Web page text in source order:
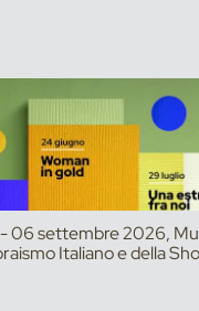
06 settembre 2026,
Italiano e della